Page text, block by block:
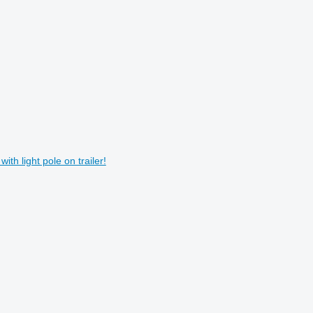
light pole on trailer!